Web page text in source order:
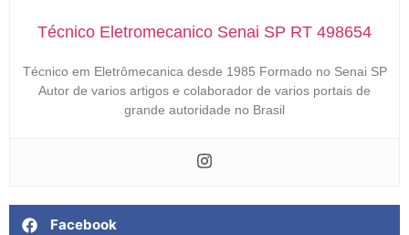
Técnico Eletromecanico Senai SP RT 498654
Técnico em Eletrômecanica desde 1985 Formado no Senai SP
Autor de varios artigos e colaborador de varios portais de
grande autoridade no Brasil
Facebook